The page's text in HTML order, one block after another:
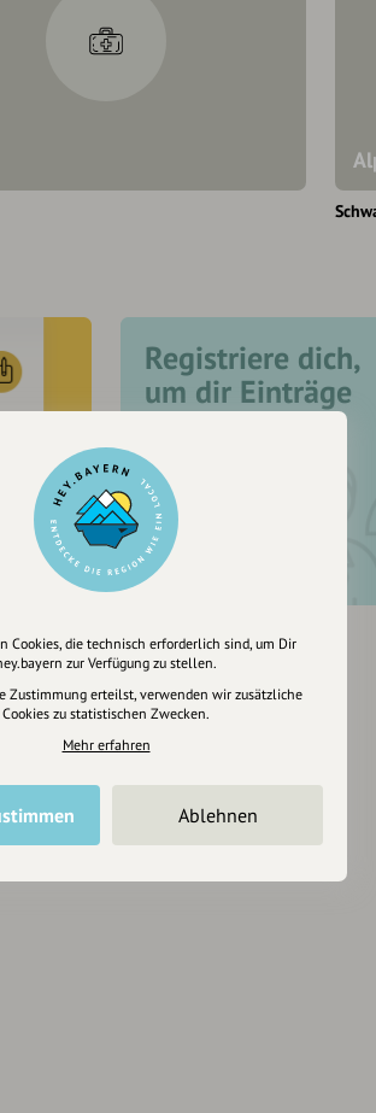
Registriere dich,
um dir Einträge
Cookies, die technisch erforderlich sind, um Dir
zur Verfügung zu stellen.
Zustimmung erteilst, verwenden wir zusätzliche
Cookies zu statistischen Zwecken.
Mehr erfahren
Ablehnen